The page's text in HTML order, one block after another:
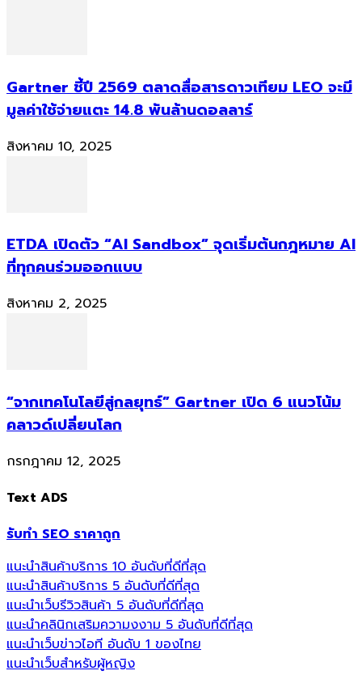
Gartner ชี้ปี 2569 ตลาดสื่อสารดาวเทียม LEO จะมี
มูลค่าใช้จ่ายแตะ 14.8 พันล้านดอลลาร์
สิงหาคม 10, 2025
ETDA เปิดตัว “AI Sandbox” จุดเริ่มต้นกฎหมาย AI
ที่ทุกคนร่วมออกแบบ
สิงหาคม 2, 2025
“จากเทคโนโลยีสู่กลยุทธ์” Gartner เปิด 6 แนวโน้ม
คลาวด์เปลี่ยนโลก
กรกฎาคม 12, 2025
Text ADS
รับทำ SEO ราคาถูก
แนะนำสินค้าบริการ 10 อันดับที่ดีที่สุด
แนะนำสินค้าบริการ 5 อันดับที่ดีที่สุด
แนะนำเว็บรีวิวสินค้า 5 อันดับที่ดีที่สุด
แนะนำคลินิกเสริมความงงาม 5 อันดับที่ดีที่สุด
แนะนำเว็บข่าวไอที อันดับ 1 ของไทย
แนะนำเว็บสำหรับผู้หญิง